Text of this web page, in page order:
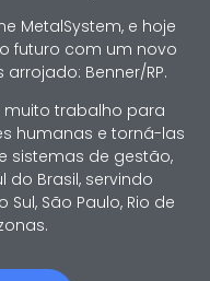
MetalSystem, e hoje
futuro com um novo
Benner/RP.
muito trabalho para
humanas e torná-las
sistemas de gestão,
Brasil, servindo
São Paulo, Rio de